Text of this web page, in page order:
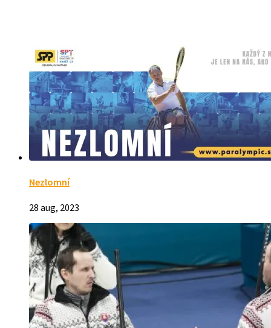
Nezlomní
28 aug, 2023